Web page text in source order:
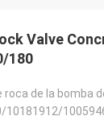
Valve
180
roca de la bomba
10181912/